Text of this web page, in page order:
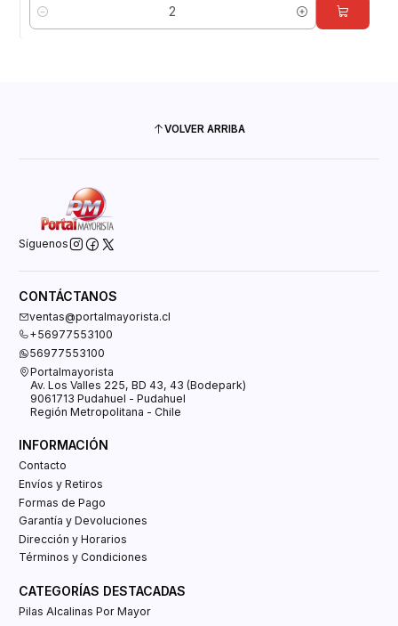
Cantidad
VOLVER ARRIBA
Síguenos
CONTÁCTANOS
ventas@portalmayorista.cl
+56977553100
56977553100
Portalmayorista
Av. Los Valles 225, BD 43, 43 (Bodepark)
9061713 Pudahuel - Pudahuel
Región Metropolitana - Chile
INFORMACIÓN
Contacto
Envíos y Retiros
Formas de Pago
Garantía y Devoluciones
Dirección y Horarios
Términos y Condiciones
CATEGORÍAS DESTACADAS
Pilas Alcalinas Por Mayor